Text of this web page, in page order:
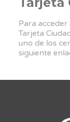
Para
Tarjeta
uno de los
siguiente